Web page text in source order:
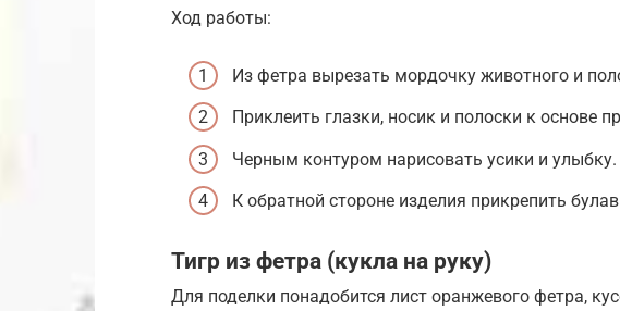
Ход работы:
Из фетра вырезать мордочку животного и
Приклеить глазки, носик и полоски к основе
Черным контуром нарисовать усики и улыбку.
К обратной стороне изделия прикрепить
Тигр из фетра (кукла на руку)
Для поделки понадобится лист оранжевого фетра,